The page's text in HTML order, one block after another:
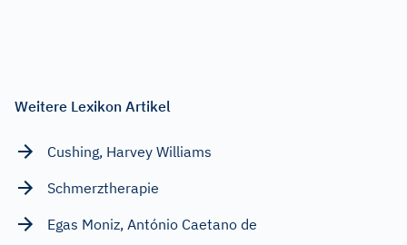
Weitere Lexikon Artikel
Cushing, Harvey Williams
Schmerztherapie
Egas Moniz, António Caetano de